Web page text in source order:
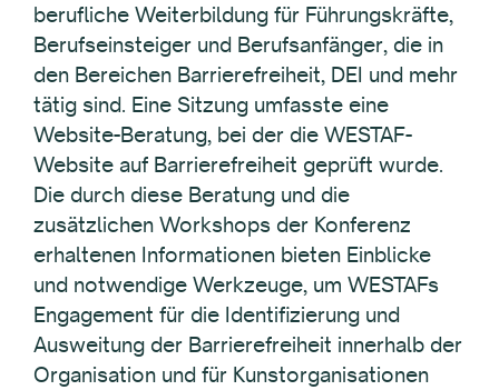
berufliche Weiterbildung für Führungskräfte,
Berufseinsteiger und Berufsanfänger, die in
den Bereichen Barrierefreiheit, DEI und mehr
tätig sind. Eine Sitzung umfasste eine
Website-Beratung, bei der die WESTAF-
Website auf Barrierefreiheit geprüft wurde.
Die durch diese Beratung und die
zusätzlichen Workshops der Konferenz
erhaltenen Informationen bieten Einblicke
und notwendige Werkzeuge, um WESTAFs
Engagement für die Identifizierung und
Ausweitung der Barrierefreiheit innerhalb der
Organisation und für Kunstorganisationen